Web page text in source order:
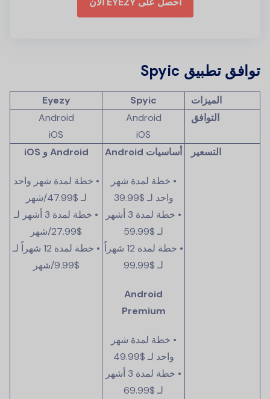
توافق تطبيق Spyic
الميزات Spyic
Eyezy
التوافق
Android
iOS
Android
iOS
التسعير
أساسيات Android
• خطة لمدة شهر
واحد لـ $39.99
• خطة لمدة 3 أشهر
لـ $59.99
• خطة لمدة 12 شهراً
لـ $99.99
Android
Premium
• خطة لمدة شهر
واحد لـ $49.99
• خطة لمدة 3 أشهر
لـ $69.99
Android و iOS
• خطة لمدة شهر واحد
لـ $47.99
/شهر
• خطة لمدة 3 أشهر لـ
$27.99
/شهر
• خطة لمدة 12 شهراً لـ
$9.99
/شهر